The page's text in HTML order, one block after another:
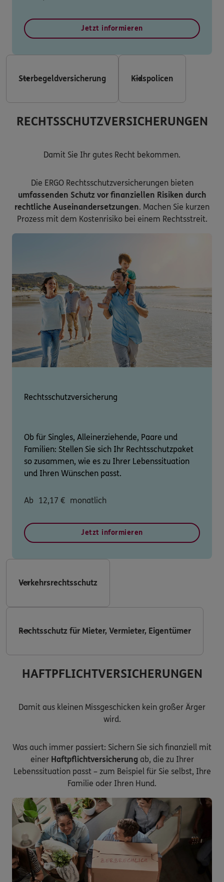
Jetzt informieren
Sterbegeldversicherung Kidspolicen
RECHTSSCHUTZVERSICHERUNGEN
Damit Sie Ihr gutes Recht bekommen.
Die ERGO Rechtsschutzversicherungen bieten
umfassenden Schutz vor finanziellen Risiken durch
rechtliche Auseinandersetzungen. Machen Sie kurzen
Prozess mit dem Kostenrisiko bei einem Rechtsstreit.
Rechtsschutzversicherung
Ob für Singles, Alleinerziehende, Paare und
Familien: Stellen Sie sich Ihr Rechtsschutzpaket
so zusammen, wie es zu Ihrer Lebenssituation
und Ihren Wünschen passt.
Ab 12,17 € monatlich
Jetzt informieren
Verkehrsrechtsschutz
Rechtsschutz für Mieter, Vermieter, Eigentümer
HAFTPFLICHTVERSICHERUNGEN
Damit aus kleinen Missgeschicken kein großer Ärger
wird.
Was auch immer passiert: Sichern Sie sich finanziell mit
einer Haftpflichtversicherung ab, die zu Ihrer
Lebenssituation passt – zum Beispiel für Sie selbst, Ihre
Familie oder Ihren Hund.